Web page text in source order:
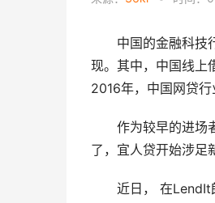
中国的金融科技行
现。其中，中国线上
2016年，中国网贷行
作为较早的进场者
了，宜人贷开始涉足
近日， 在LendIt朗